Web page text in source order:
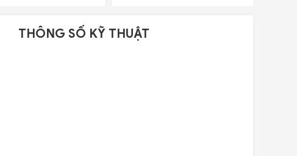
THÔNG SỐ KỸ THUẬT